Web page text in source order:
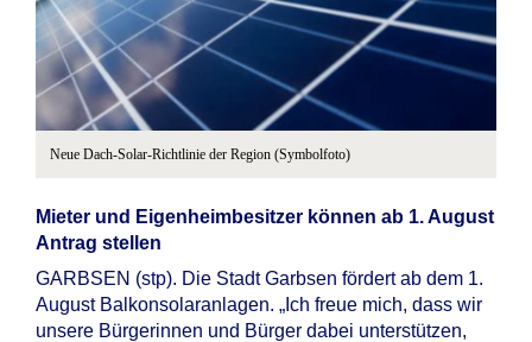
Neue Dach-Solar-Richtlinie der Region (Symbolfoto)
Mieter und Eigenheimbesitzer können ab 1. August
Antrag stellen
GARBSEN (stp). Die Stadt Garbsen fördert ab dem 1.
August Balkonsolaranlagen. „Ich freue mich, dass wir
unsere Bürgerinnen und Bürger dabei unterstützen,